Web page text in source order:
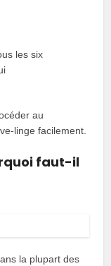
les six
au
linge facilement.
faut-il
la plupart des